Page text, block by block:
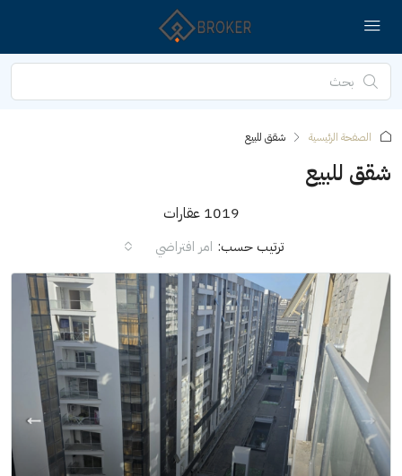
الصفحة الرئيسية شقق للبيع
شقق للبيع
1019 عقارات
ترتيب حسب: امر افتراضي